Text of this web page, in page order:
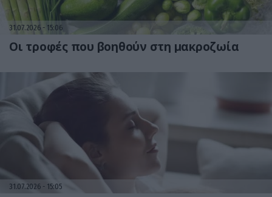
31.07.2026 15:06
Οι τροφές που βοηθούν στη μακροζωία
31.07.2026 15:05